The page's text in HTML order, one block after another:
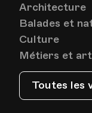
Architecture
Balades et
Culture
Métiers et
Toutes les